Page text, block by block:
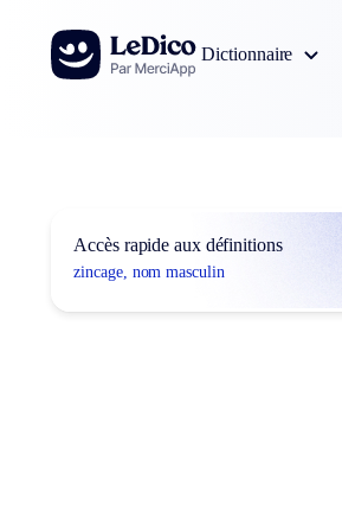
Aller au contenu
Dictionnaire
Accès rapide aux définitions
zincage, nom masculin